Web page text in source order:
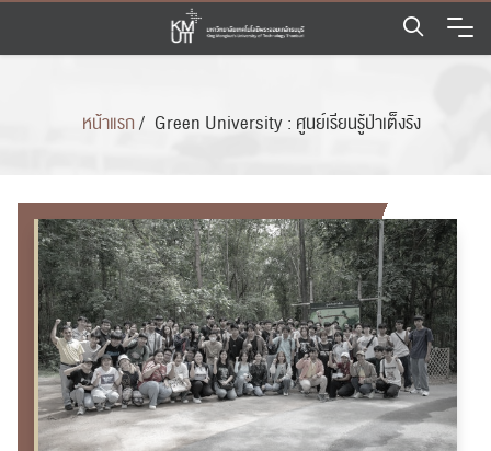
Skip
content
หน้าแรก/ Green University : ศูนย์เรียนรู้ป่าเต็งรัง